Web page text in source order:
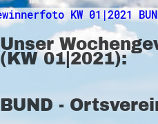
Unser
(KW 01|2021):
BUND -